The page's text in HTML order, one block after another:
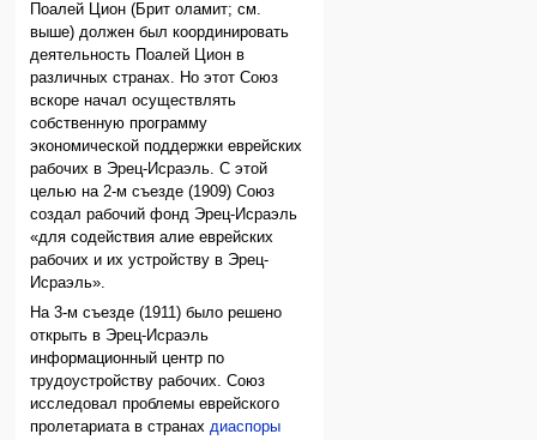
Поалей Цион (Брит оламит; см.
выше) должен был координировать
деятельность Поалей Цион в
различных странах. Но этот Союз
вскоре начал осуществлять
собственную программу
экономической поддержки еврейских
рабочих в Эрец-Исраэль. С этой
целью на 2-м съезде (1909) Союз
создал рабочий фонд Эрец-Исраэль
«для содействия алие еврейских
рабочих и их устройству в Эрец-
Исраэль».
На 3-м съезде (1911) было решено
открыть в Эрец-Исраэль
информационный центр по
трудоустройству рабочих. Союз
исследовал проблемы еврейского
пролетариата в странахдиаспоры